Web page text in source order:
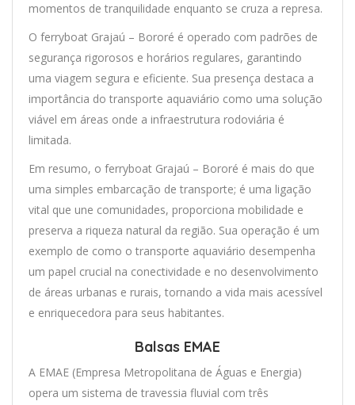
momentos de tranquilidade enquanto se cruza a represa.
O ferryboat Grajaú – Bororé é operado com padrões de
segurança rigorosos e horários regulares, garantindo
uma viagem segura e eficiente. Sua presença destaca a
importância do transporte aquaviário como uma solução
viável em áreas onde a infraestrutura rodoviária é
limitada.
Em resumo, o ferryboat Grajaú – Bororé é mais do que
uma simples embarcação de transporte; é uma ligação
vital que une comunidades, proporciona mobilidade e
preserva a riqueza natural da região. Sua operação é um
exemplo de como o transporte aquaviário desempenha
um papel crucial na conectividade e no desenvolvimento
de áreas urbanas e rurais, tornando a vida mais acessível
e enriquecedora para seus habitantes.
Balsas EMAE
A EMAE (Empresa Metropolitana de Águas e Energia)
opera um sistema de travessia fluvial com três